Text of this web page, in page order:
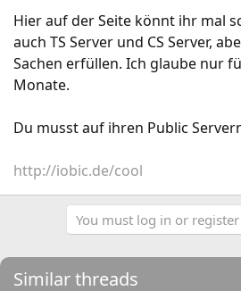
Hier auf der Seite könnt ihr mal
auch TS Server und CS Server,
Sachen erfüllen. Ich glaube nur
Monate.
Du musst auf ihren Public
http://iobic.de/cool
You must log in or
Similar threads